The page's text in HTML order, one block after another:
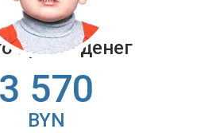
нужно денег
3 570
BYN